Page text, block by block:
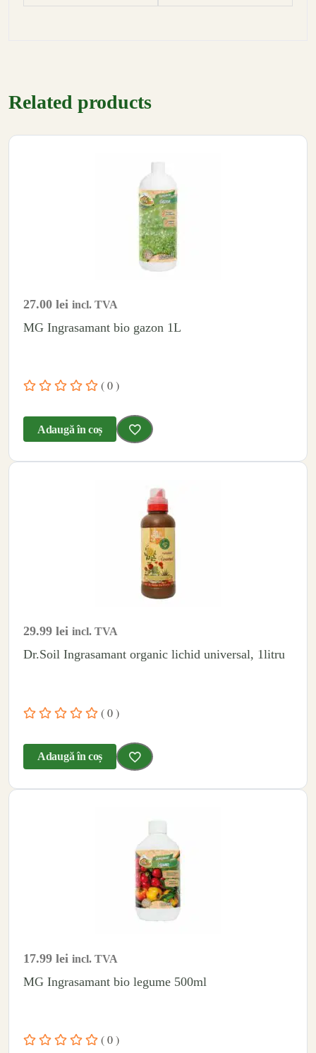
Related products
27.00 lei incl. TVA
MG Ingrasamant bio gazon 1L
( 0 )
Adaugă în coș
29.99 lei incl. TVA
Dr.Soil Ingrasamant organic lichid universal, 1litru
( 0 )
Adaugă în coș
17.99 lei incl. TVA
MG Ingrasamant bio legume 500ml
( 0 )